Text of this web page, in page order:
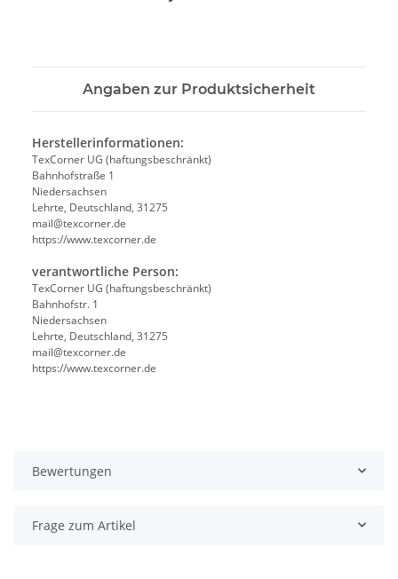
Angaben zur Produktsicherheit
Herstellerinformationen:
TexCorner UG (haftungsbeschränkt)
Bahnhofstraße 1
Niedersachsen
Lehrte, Deutschland, 31275
mail@texcorner.de
https://www.texcorner.de
verantwortliche Person:
TexCorner UG (haftungsbeschränkt)
Bahnhofstr. 1
Niedersachsen
Lehrte, Deutschland, 31275
mail@texcorner.de
https://www.texcorner.de
Bewertungen
Frage zum Artikel